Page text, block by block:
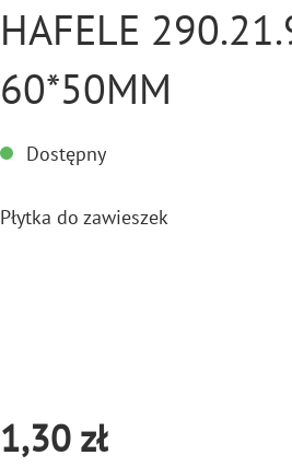
HAFELE
60*50MM
Dostępny
Płyt­ka do za­wie­szek
1,30 zł